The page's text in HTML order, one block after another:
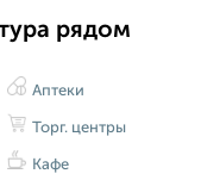
рядом
Аптеки
Торг. центры
Кафе